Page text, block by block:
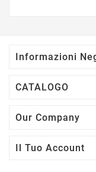
Informazioni
CATALOGO
Our Company
Il Tuo Account